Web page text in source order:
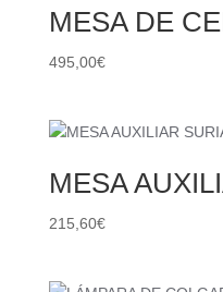
MESA DE
495,00€
MESA
215,60€